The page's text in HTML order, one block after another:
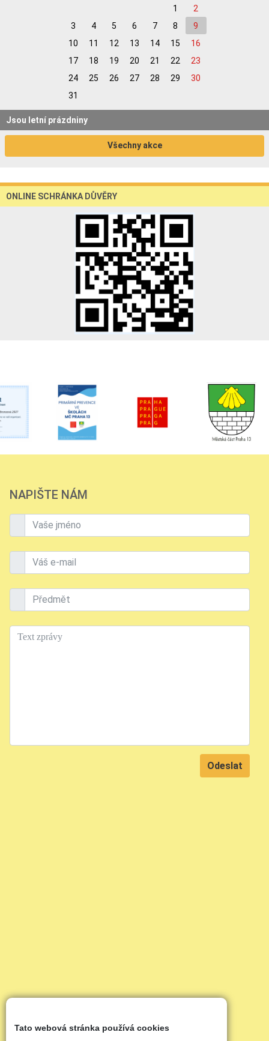
1
2
3
4 5 6 7 8
9
10
11 12 13 14 15
16
17
18 19 20 21 22
23
24
25 26 27 28 29
30
31
Jsou letní prázdniny
Všechny akce
ONLINE SCHRÁNKA DŮVĚRY
NAPIŠTE NÁM
Vaše jméno
Váš e-mail
Předmět
Text
Odeslat
Tato webová stránka používá cookies